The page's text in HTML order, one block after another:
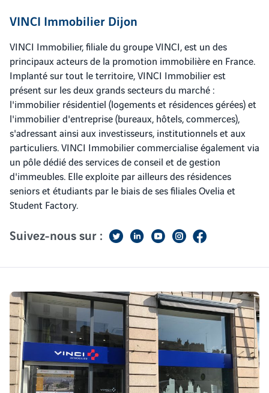
VINCI Immobilier Dijon
VINCI Immobilier, filiale du groupe VINCI, est un des
principaux acteurs de la promotion immobilière en France.
Implanté sur tout le territoire, VINCI Immobilier est
présent sur les deux grands secteurs du marché :
l'immobilier résidentiel (logements et résidences gérées) et
l'immobilier d'entreprise (bureaux, hôtels, commerces),
s'adressant ainsi aux investisseurs, institutionnels et aux
particuliers. VINCI Immobilier commercialise également via
un pôle dédié des services de conseil et de gestion
d'immeubles. Elle exploite par ailleurs des résidences
seniors et étudiants par le biais de ses filiales Ovelia et
Student Factory.
Suivez-nous sur :